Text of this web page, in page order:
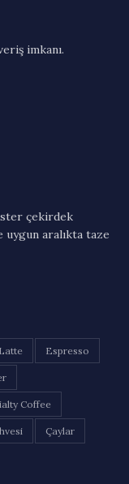
imkanı.
çekirdek
uygun aralıkta taze
Espresso
Coffee
Çaylar